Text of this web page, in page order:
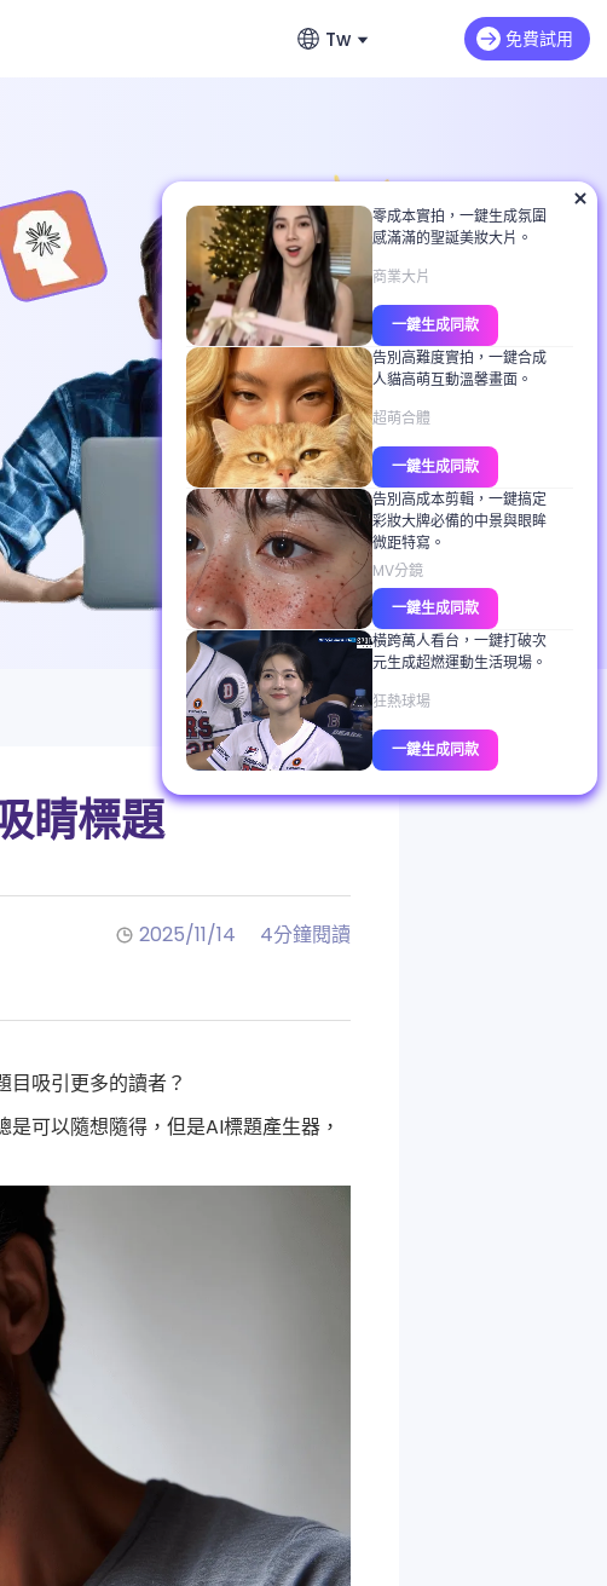
延續影片情節與動作
Seedance 2.0 Art Motion 5 HOT
Vidu Q2 Pro PixVerse 4.5
VEO 3
：免費無限生成故事
片產生器推薦
提示詞完整教學
與黑白照片上色
換背景、服裝與表情
Tw
繁體中文 (台灣)
繁體中文
日本語
日文
한국어
韓文
免費試用
睛標題
2025/11/14 4分鐘閱讀
吸引更多的讀者？
可以隨想隨得，但是AI標題產生器，
零成本實拍，一鍵生成氛圍
感滿滿的聖誕美妝大片。
商業大片
一鍵生成同款
告別高難度實拍，一鍵合成
人貓高萌互動溫馨畫面。
超萌合體
一鍵生成同款
告別高成本剪輯，一鍵搞定
彩妝大牌必備的中景與眼眸
微距特寫。
MV分鏡
一鍵生成同款
橫跨萬人看台，一鍵打破次
元生成超燃運動生活現場。
狂熱球場
一鍵生成同款